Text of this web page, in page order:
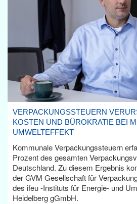
VERPACKUNGSSTEUERN
KOSTEN UND BÜROKRATIE BEI
UMWELTEFFEKT
Kommunale Verpackungssteuern
Prozent des gesamten
Deutschland. Zu diesem Ergebnis
der GVM Gesellschaft für
des ifeu -Instituts für Energie- und
Heidelberg gGmbH.